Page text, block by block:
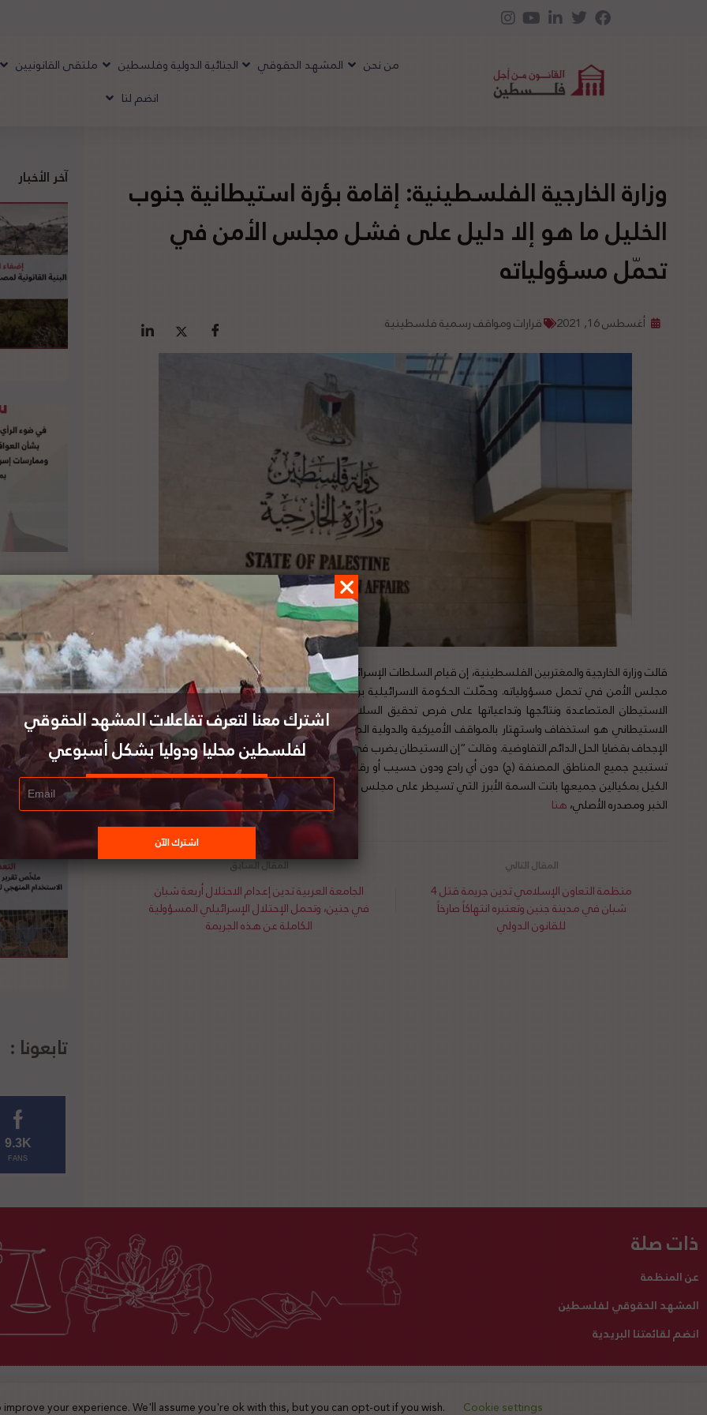
من نحن المشهد الحقوقي الجنائية الدولية وفلسطين ملتقى القانونيين
انضم لنا
وزارة الخارجية الفلسطينية: إقامة بؤرة استيطانية جنوب
الخليل ما هو إلا دليل على فشل مجلس الأمن في
تحمّل مسؤولياته
أغسطس 16, 2021 قرارات ومواقف رسمية فلسطينية
قالت وزارة الخارجية والمغتربين الفلسطينية، إن قيام السلطات الإسرائيلية بإقامة بؤرة استيطانية جنوب الخليل دليل فشل
مجلس الأمن في تحمل مسؤولياته. وحمّلت الحكومة الاسرائيلية برئاسة بينت المسؤولية الكاملة والمباشرة عن جريمة
الاستيطان المتصاعدة ونتائجها وتداعياتها على فرص تحقيق السلام وتطبيق مبدأ حل الدولتين، معتبرة أن التصعيد
الاستيطاني هو استخفاف واستهتار بالمواقف الأميركية والدولية الداعية لوقف الإجراءات الأحادية الجانب التي من شأنها
الإجحاف بقضايا الحل الدائم التفاوضية. وقالت “إن الاستيطان يضرب في كل مكان بالضفة الغربية المحتلة، وحكومة الاحتلال
تستبيح جميع المناطق المصنفة (ج) دون أي رادع ودون حسيب أو رقيب”. وأكدت الوزارة أن التقاعس، واللامبالاة وسياسة
الكيل بمكيالين جميعها باتت السمة الأبرز التي تسيطر على مجلس الأمن الدولي وجلساته الشكلية المتعاقبة. لتفاصيل
الخبر ومصدره الأصلي،هنا
الجامعة العربية تدين إعدام الاحتلال أربعة شبان
في جنين، وتحمل الإحتلال الإسرائيلي المسؤولية
الكاملة عن هذه الجريمة
منظمة التعاون الإسلامي تدين جريمة قتل 4
شبان في مدينة جنين وتعتبره انتهاكاً صارخاً
للقانون الدولي
آخر الأخبار
تابعونا :
9.3K
FANS
ذات صلة
عن المنظمة
المشهد الحقوقي لفلسطين
انضم لقائمتنا البريدية
اتصل بنا تبرع لنا 2025 © جميع الحقوق محفوظة
your experience. We'll assume you're ok with this, but you can opt-out if you wish. Cookie settings
اشترك معنا لتعرف تفاعلات المشهد الحقوقي
لفلسطين محليا ودوليا بشكل أسبوعي